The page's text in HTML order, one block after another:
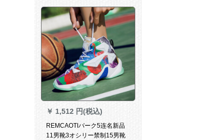
￥ 1,512 円(税込)
REMCAOTIバーク5连名新品
11男靴3オシリー禁制15男靴